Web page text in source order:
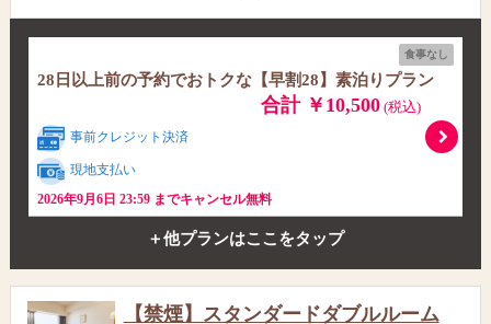
食事なし
28日以上前の予約でおトクな【早割28】素泊りプラン
合計 ￥10,500(税込)
事前クレジット決済
現地支払い
2026年9月6日 23:59 までキャンセル無料
＋他プランはここをタップ
【禁煙】スタンダードダブルルーム